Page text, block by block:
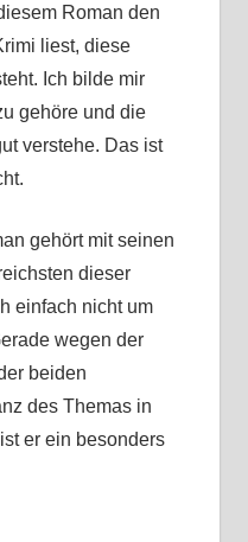
Roman den
liest, diese
Ich bilde mir
gehöre und die
verstehe. Das ist
gehört mit seinen
dieser
einfach nicht um
wegen der
beiden
des Themas in
er ein besonders